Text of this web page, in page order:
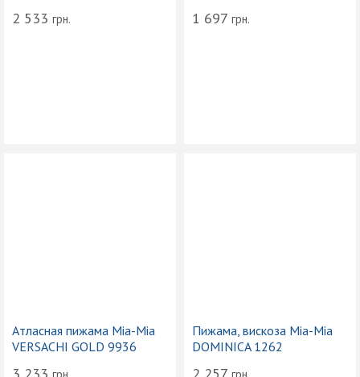
2 533 грн. 1 697 грн.
Атласная пижама Mia-Mia
VERSACHI GOLD 9936
Пижама, вискоза Mia-Mia
DOMINICA 1262